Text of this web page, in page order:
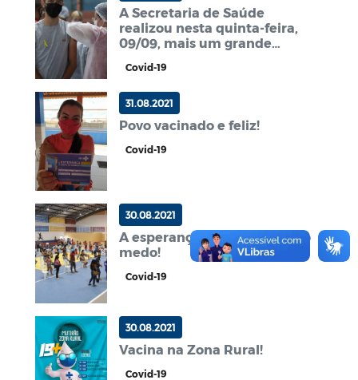
A Secretaria de Saúde
realizou nesta quinta-feira,
09/09, mais um grande
a Covid-19.
Covid-19
31.08.2021
Povo vacinado e feliz!
Covid-19
30.08.2021
A esperança está vencendo o
medo!
Covid-19
30.08.2021
Vacina na Zona Rural!
Covid-19